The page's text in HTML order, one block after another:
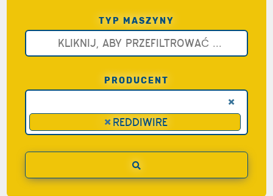
TYP MASZYNY
PRODUCENT
×
× REDDIWIRE